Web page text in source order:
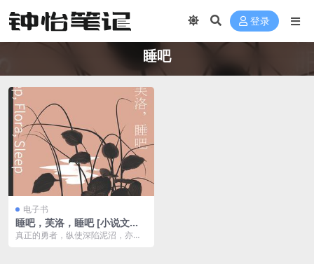
登录
睡吧
电子书
睡吧，芙洛，睡吧 [ 小说文学]
[pdf+全格式]
真正的勇者，纵使深陷泥沼，亦可